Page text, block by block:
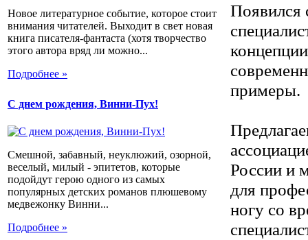
Новое литературное событие, которое стоит
внимания читателей. Выходит в свет новая
книга писателя-фантаста (хотя творчество
этого автора вряд ли можно...
Подробнее »
С днем рождения, Винни-Пух!
Смешной, забавный, неуклюжий, озорной,
веселый, милый - эпитетов, которые
подойдут герою одного из самых
популярных детских романов плюшевому
медвежонку Винни...
Подробнее »
Появился
примеры.
России и
для
ногу со